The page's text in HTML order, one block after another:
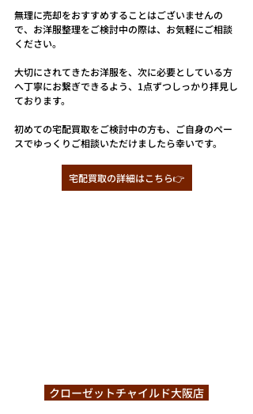
無理に売却をおすすめすることはございませんの
で、お洋服整理をご検討中の際は、お気軽にご相談
ください。
大切にされてきたお洋服を、次に必要としている方
へ丁寧にお繋ぎできるよう、1点ずつしっかり拝見し
ております。
初めての宅配買取をご検討中の方も、ご自身のペー
スでゆっくりご相談いただけましたら幸いです。
宅配買取の詳細はこちら👉
クローゼットチャイルド大阪店